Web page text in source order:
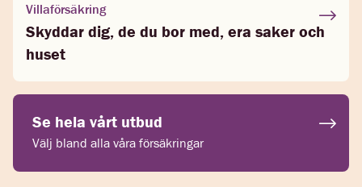
Villaförsäkring
Skyddar dig, de du bor med, era saker och
huset
Se hela vårt utbud
Välj bland alla våra försäkringar